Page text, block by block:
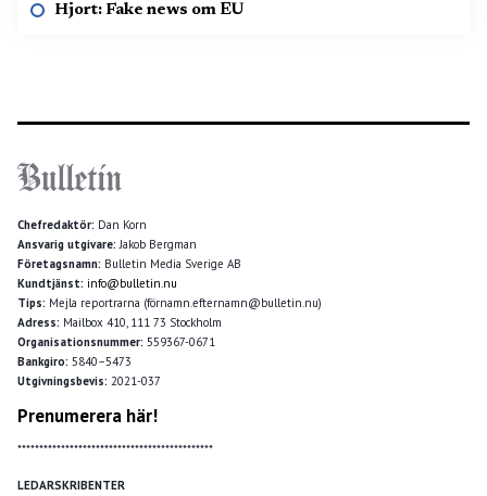
Hjort: Fake news om EU
Chefredaktör: Dan Korn
Ansvarig utgivare:Jakob Bergman
Företagsnamn: Bulletin Media Sverige AB
Kundtjänst: info@bulletin.nu
Tips: Mejla reportrarna (förnamn.efternamn@bulletin.nu)
Adress: Mailbox 410, 111 73 Stockholm
Organisationsnummer: 559367-0671
Bankgiro: 5840–5473
Utgivningsbevis: 2021-037
Prenumerera här!
*********************************************
LEDARSKRIBENTER